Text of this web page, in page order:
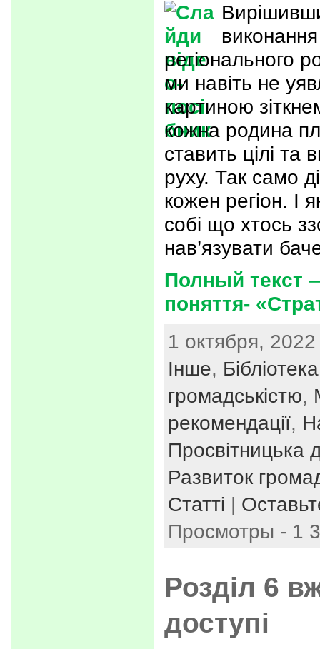
регіонального
ми навіть не
картиною
кожна родина
ставить цілі та
руху. Так само
кожен регіон. І
собі що хтось
нав’язувати
Полный текст
поняття-
1 октября,
Інше, Бібліотека
громадськістю,
рекомендації,
Просвітницька
Развиток
Статті |
Просмотры - 1
Розділ 6
доступі